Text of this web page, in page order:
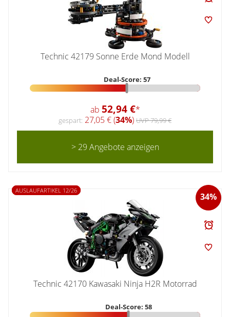
Technic 42179 Sonne Erde Mond Modell
Deal-Score: 57
ab 52,94 €*
gespart: 27,05 € (34%) UVP 79,99 €
> 29 Angebote anzeigen
34%
AUSLAUFARTIKEL 12/26
Technic 42170 Kawasaki Ninja H2R Motorrad
Deal-Score: 58